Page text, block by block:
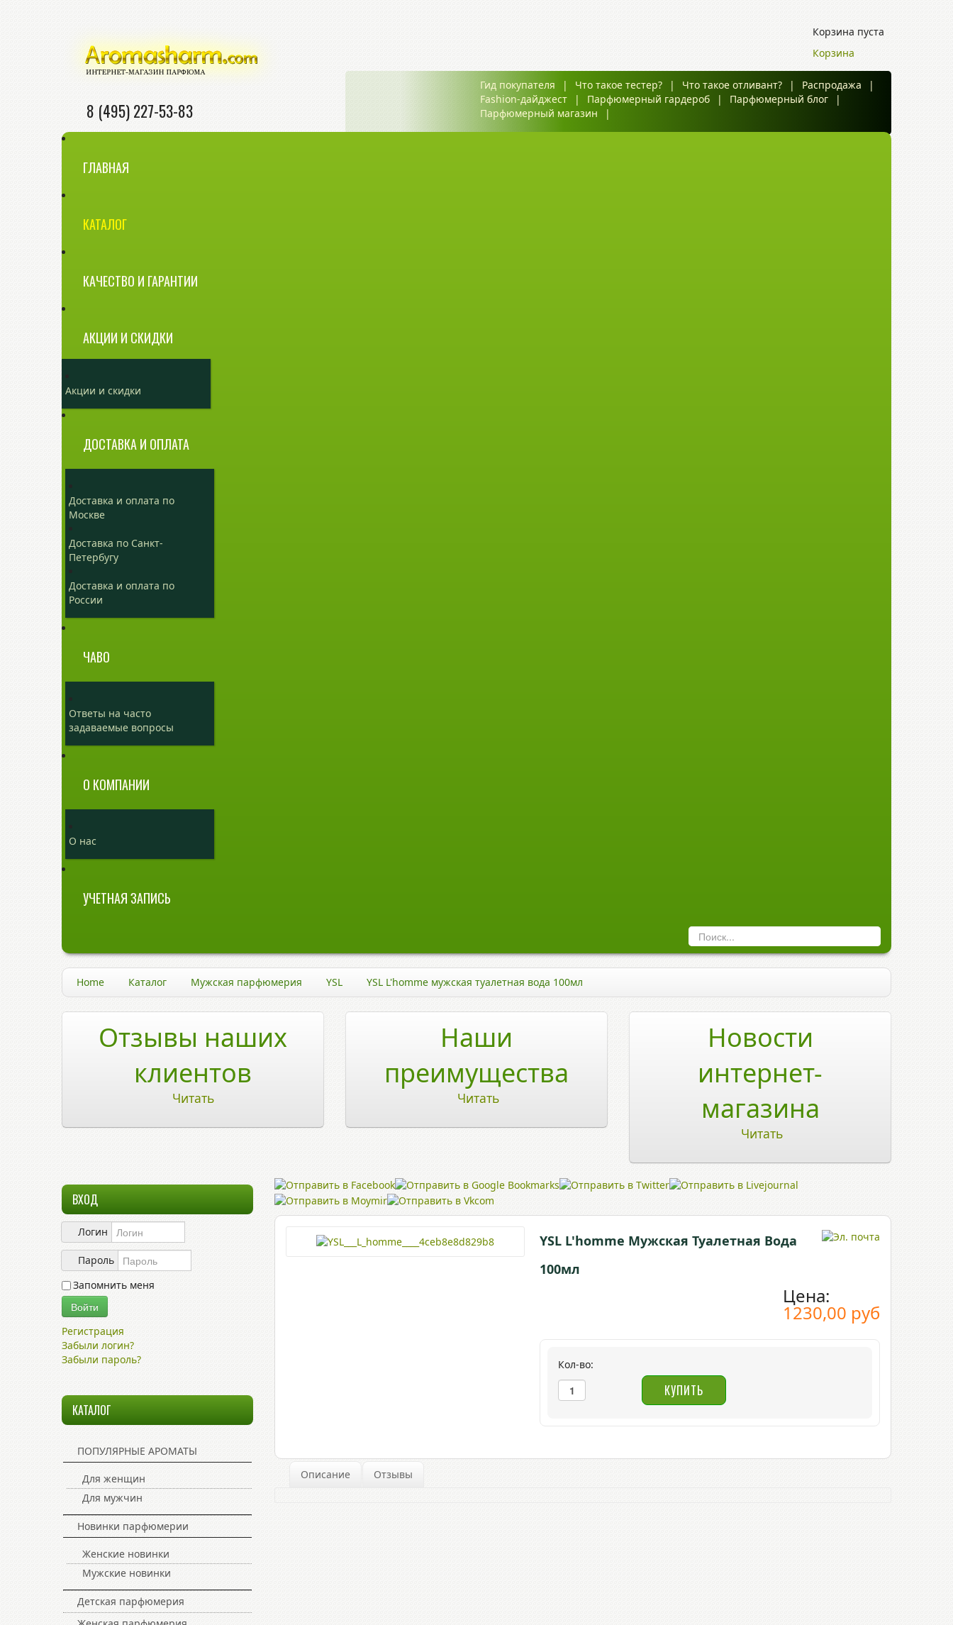
8 (495) 227-53-83
Корзина пуста
Корзина
Гид покупателя | Что такое тестер? | Что такое отливант? | Распродажа
|
Fashion-дайджест
| Парфюмерный гардероб | Парфюмерный блог
|
Парфюмерный магазин
|
ГЛАВНАЯ
КАТАЛОГ
КАЧЕСТВО И ГАРАНТИИ
АКЦИИ И СКИДКИ
Акции и скидки
ДОСТАВКА И ОПЛАТА
Доставка и оплата по
Москве
Доставка по Санкт-
Петербугу
Доставка и оплата по
России
ЧАВО
Ответы на часто
задаваемые вопросы
О КОМПАНИИ
О нас
УЧЕТНАЯ ЗАПИСЬ
Home Каталог Мужская парфюмерия YSL YSL L'homme мужская туалетная вода 100мл
Отзывы наших
клиентов
Читать
Наши
преимущества
Читать
Новости
интернет-
магазина
Читать
ВХОД
Логин
Пароль
Запомнить меня
Войти
Регистрация
Забыли логин?
Забыли пароль?
КАТАЛОГ
ПОПУЛЯРНЫЕ АРОМАТЫ
Для женщин
Для мужчин
Новинки парфюмерии
Женские новинки
Мужские новинки
Детская парфюмерия
YSL L'homme Мужская Туалетная Вода
100мл
Цена:
1230,00 руб
Кол-во:
Описание Отзывы